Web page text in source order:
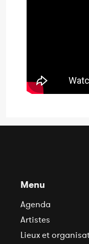
Menu
Agenda
Artistes
Lieux et